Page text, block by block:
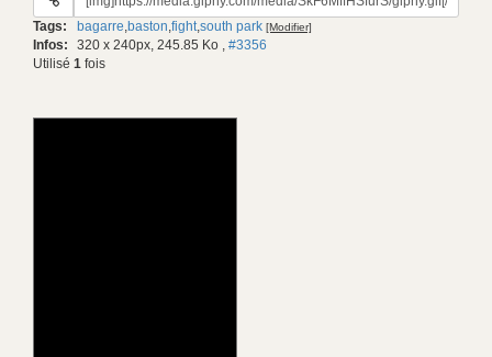
gif:
Tags: bagarre,baston,fight,south park [Modifier]
Infos: 320 x 240px, 245.85 Ko , #3356
Utilisé 1 fois